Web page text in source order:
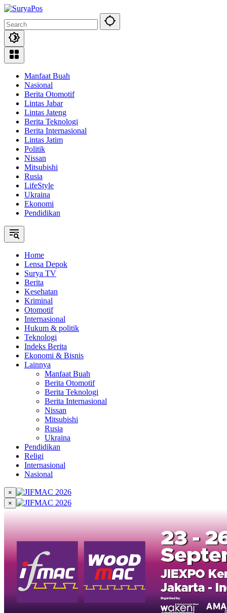
Skip
content
Manfaat Buah
Nasional
Berita Otomotif
Lintas Jabar
Lintas Jateng
Berita Teknologi
Berita Internasional
Lintas Jatim
Politik
Nissan
Mitsubishi
Rusia
LifeStyle
Ukraina
Ekonomi
Pendidikan
Home
Lensa Depok
Surya TV
Berita
Kesehatan
Kriminal
Otomotif
Internasional
Hukum & politik
Teknologi
Indeks Berita
Ekonomi & Bisnis
Lainnya
Manfaat Buah
Berita Otomotif
Berita Teknologi
Berita Internasional
Nissan
Mitsubishi
Rusia
Ukraina
Pendidikan
Religi
Internasional
Nasional
×
×